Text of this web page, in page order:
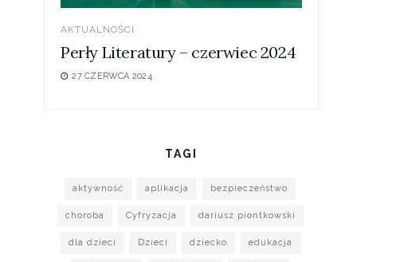
AKTUALNOŚCI
Perły Literatury – czerwiec 2024
27 CZERWCA 2024
TAGI
aktywność aplikacja bezpieczeństwo
choroba Cyfryzacja dariusz piontkowski
dla dzieci Dzieci dziecko edukacja